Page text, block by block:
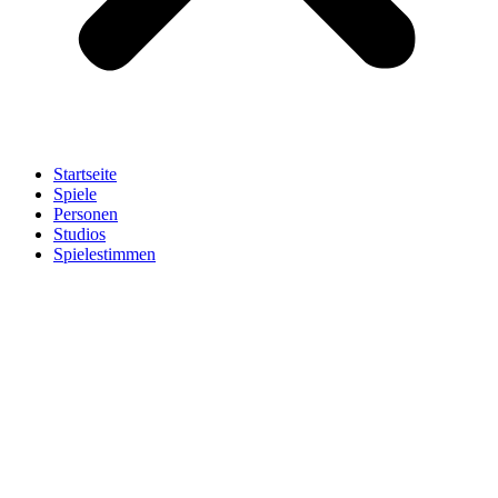
Startseite
Spiele
Personen
Studios
Spielestimmen